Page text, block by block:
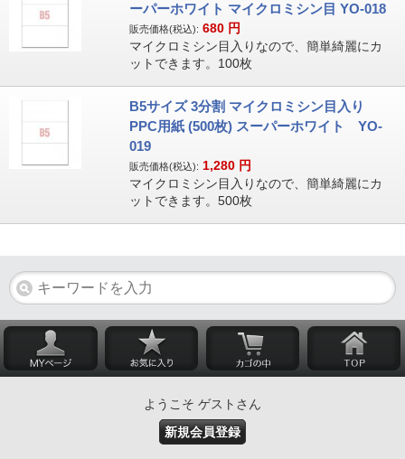
ーパーホワイト マイクロミシン目 YO-018
販売価格(税込): 680 円
マイクロミシン目入りなので、簡単綺麗にカ
ットできます。100枚
B5サイズ 3分割 マイクロミシン目入り
PPC用紙 (500枚) スーパーホワイト YO-
019
販売価格(税込): 1,280 円
マイクロミシン目入りなので、簡単綺麗にカ
ットできます。500枚
ようこそ ゲストさん
新規会員登録